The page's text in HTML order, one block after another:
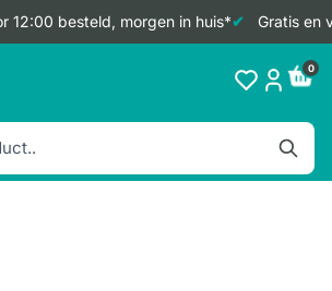
besteld, morgen in huis* Gratis en
0